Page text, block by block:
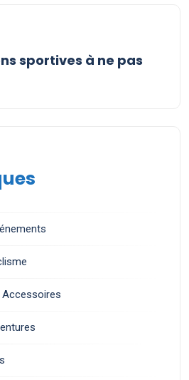
sportives à ne pas
Accessoires